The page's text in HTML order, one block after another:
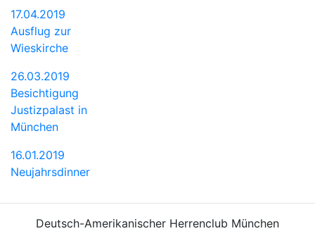
17.04.2019
Ausflug zur
Wieskirche
26.03.2019
Besichtigung
Justizpalast in
München
16.01.2019
Neujahrsdinner
Deutsch-Amerikanischer Herrenclub München